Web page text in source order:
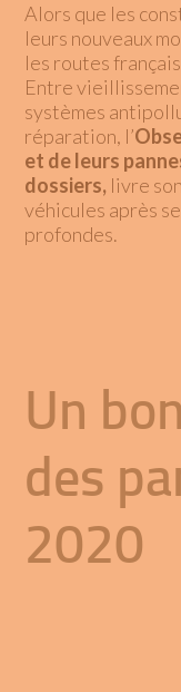
Alors que les
leurs nouveaux
les routes
Entre
systèmes
réparation, l’
et de leurs
dossiers, livre
véhicules après
profondes.
Un
des
2020